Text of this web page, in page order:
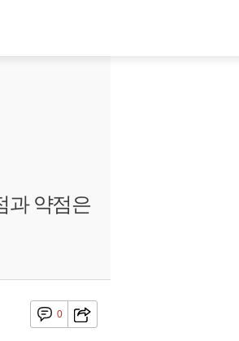
과 약점은
0